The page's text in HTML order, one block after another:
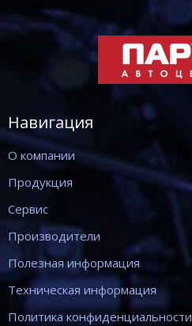
Навигация
О компании
Продукция
Сервис
Производители
Полезная информация
Техническая информация
Политика конфиденциальности